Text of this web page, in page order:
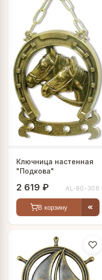
Ключница настенная
"Подкова"
2 619 ₽ AL-80-306
В корзину